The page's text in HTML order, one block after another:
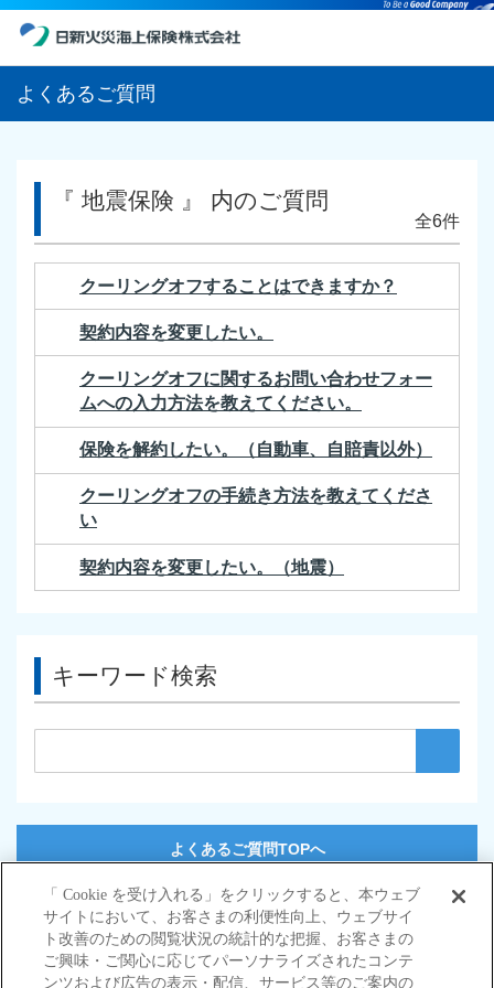
よくあるご質問
『 地震保険 』 内のご質問
全6件
クーリングオフすることはできますか？
契約内容を変更したい。
クーリングオフに関するお問い合わせフォー
ムへの入力方法を教えてください。
保険を解約したい。（自動車、自賠責以外）
クーリングオフの手続き方法を教えてくださ
い
契約内容を変更したい。（地震）
キーワード検索
よくあるご質問TOPへ
サイトマップ
当サイトのご利用にあたって
勧誘方針
「 Cookie を受け入れる」をクリックすると、本ウェブ
サイトにおいて、お客さまの利便性向上、ウェブサイ
ト改善のための閲覧状況の統計的な把握、お客さまの
ご興味・ご関心に応じてパーソナライズされたコンテ
ンツおよび広告の表示・配信、サービス等のご案内の